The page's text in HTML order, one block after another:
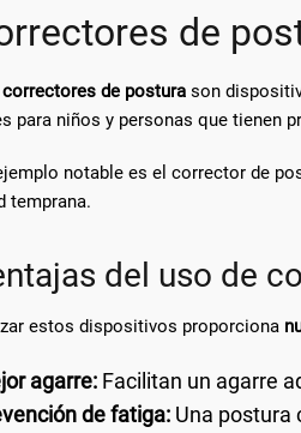
de
correctores de postura son
para niños y personas que tienen
notable es el corrector de
temprana.
del uso de
estos dispositivos proporciona
agarre: Facilitan un agarre
de fatiga: Una postura